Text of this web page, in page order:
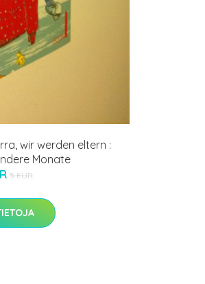
wir werden eltern :
Monate
5 EUR